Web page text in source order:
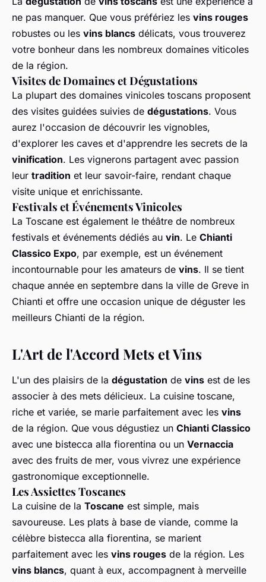
ne pas manquer. Que vous préfériez les vins rouges
robustes ou les vins blancs délicats, vous trouverez
votre bonheur dans les nombreux domaines viticoles
de la région.
Visites de Domaines et Dégustations
La plupart des domaines vinicoles toscans proposent
des visites guidées suivies de dégustations. Vous
aurez l'occasion de découvrir les vignobles,
d'explorer les caves et d'apprendre les secrets de la
vinification. Les vignerons partagent avec passion
leur tradition et leur savoir-faire, rendant chaque
visite unique et enrichissante.
Festivals et Événements Vinicoles
La Toscane est également le théâtre de nombreux
festivals et événements dédiés au vin. Le Chianti
Classico Expo, par exemple, est un événement
incontournable pour les amateurs de vins. Il se tient
chaque année en septembre dans la ville de Greve in
Chianti et offre une occasion unique de déguster les
meilleurs Chianti de la région.
L'Art de l'Accord Mets et Vins
L'un des plaisirs de la dégustation de vins est de les
associer à des mets délicieux. La cuisine toscane,
riche et variée, se marie parfaitement avec les vins
de la région. Que vous dégustiez un Chianti Classico
avec une bistecca alla fiorentina ou un Vernaccia
avec des fruits de mer, vous vivrez une expérience
gastronomique exceptionnelle.
Les Assiettes Toscanes
La cuisine de la Toscane est simple, mais
savoureuse. Les plats à base de viande, comme la
célèbre bistecca alla fiorentina, se marient
parfaitement avec les vins rouges de la région. Les
vins blancs, quant à eux, accompagnent à merveille